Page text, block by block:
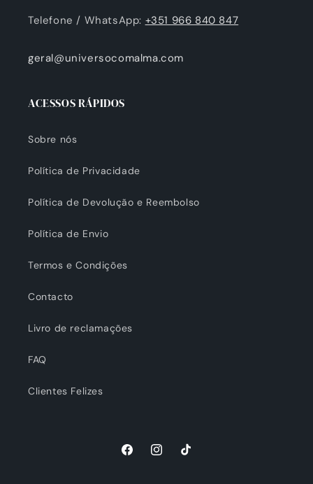
Telefone / WhatsApp: +351 966 840 847
geral@universocomalma.com
ACESSOS RÁPIDOS
Sobre nós
Política de Privacidade
Política de Devolução e Reembolso
Política de Envio
Termos e Condições
Contacto
Livro de reclamações
FAQ
Clientes Felizes
FacebookInstagramTikTok